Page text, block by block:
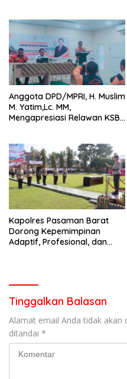
Anggota DPD/MPRI, H. Muslim
M. Yatim,Lc. MM,
Mengapresiasi Relawan KSB
Bencana
Kapolres Pasaman Barat
Dorong Kepemimpinan
Adaptif, Profesional, dan
Tinggalkan Balasan
Alamat email Anda tidak akan
ditandai *